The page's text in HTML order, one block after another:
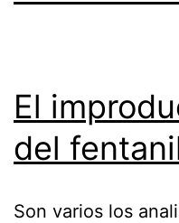
El
del
Son varios los